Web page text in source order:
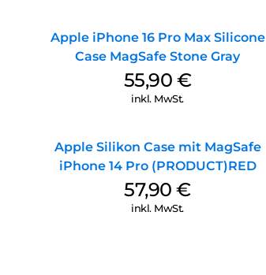
Apple iPhone 16 Pro Max Silicone
Case MagSafe Stone Gray
55,90 €
inkl. MwSt.
Apple Silikon Case mit MagSafe
iPhone 14 Pro (PRODUCT)RED
57,90€
inkl. MwSt.